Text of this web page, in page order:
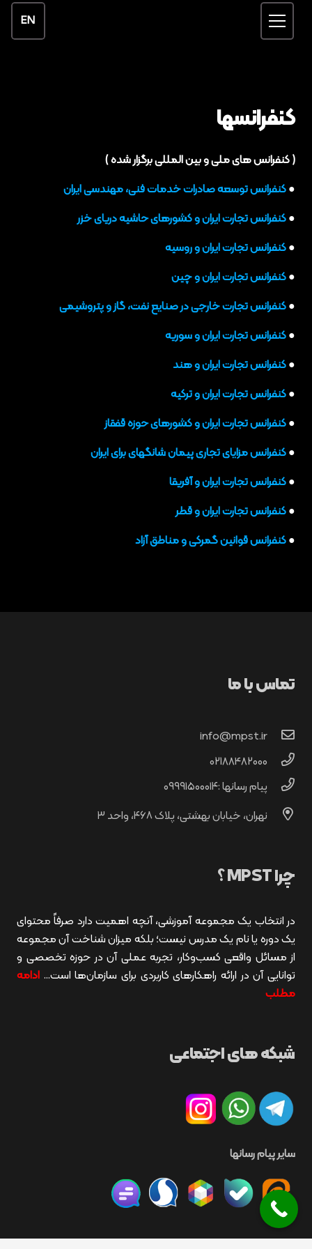
EN
کنفرانسها
( کنفرانس های ملی و بین المللی برگزار شده )
●کنفرانس توسعه صادرات خدمات فنی، مهندسی ایران
●کنفرانس تجارت ایران و کشورهای حاشیه دریای خزر
●کنفرانس تجارت ایران و روسیه
●کنفرانس تجارت ایران و چین
●کنفرانس تجارت خارجی در صنایع نفت، گاز و پتروشیمی
●کنفرانس تجارت ایران و سوریه
●کنفرانس تجارت ایران و هند
●کنفرانس تجارت ایران و ترکیه
●کنفرانس تجارت ایران و کشورهای حوزه قفقاز
●کنفرانس مزایای تجاری پیمان شانگهای برای ایران
●کنفرانس تجارت ایران و آفریقا
●کنفرانس تجارت ایران و قطر
●کنفرانس قوانین گمرکی و مناطق آزاد
تماس با ما
info@mpst.ir
02188482000
پیام رسانها :۰۹۹۹۱۵۰۰۰۱۴
نهران، خیابان بهشتی، پلاک ۴۶۸، واحد ۳
چرا MPST ؟
در انتخاب یک مجموعه آموزشی، آنچه اهمیت دارد صرفاً محتوای
یک دوره یا نام یک مدرس نیست؛ بلکه میزان شناخت آن مجموعه
از مسائل واقعی کسب‌وکار، تجربه عملی آن در حوزه تخصصی و
توانایی آن در ارائه راهکارهای کاربردی برای سازمان‌ها است… ادامه
مطلب
شبکه های اجتماعی
سایر پیام رسانها